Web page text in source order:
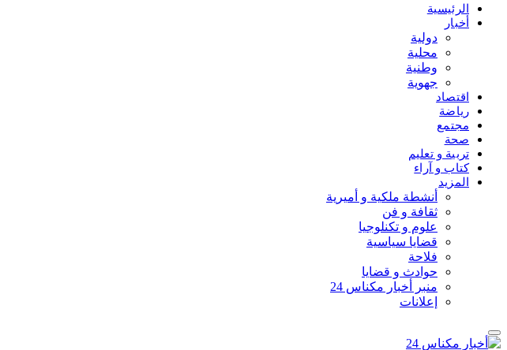
الرئيسية
أخبار
دولية
محلية
وطنية
جهوية
اقتصاد
رياضة
مجتمع
صحة
تربية و تعليم
كتاب و آراء
المزيد
أنشطة ملكية و أميرية
ثقافة و فن
علوم و تكنلوجيا
قضايا سياسية
فلاحة
حوادث و قضايا
منبر أخبار مكناس 24
إعلانات